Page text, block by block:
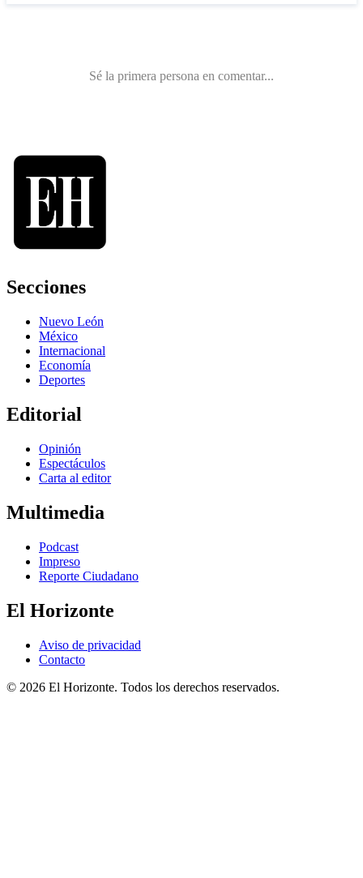
Secciones
Nuevo León
México
Internacional
Economía
Deportes
Editorial
Opinión
Espectáculos
Carta al editor
Multimedia
Podcast
Impreso
Reporte Ciudadano
El Horizonte
Aviso de privacidad
Contacto
© 2026 El Horizonte. Todos los derechos reservados.